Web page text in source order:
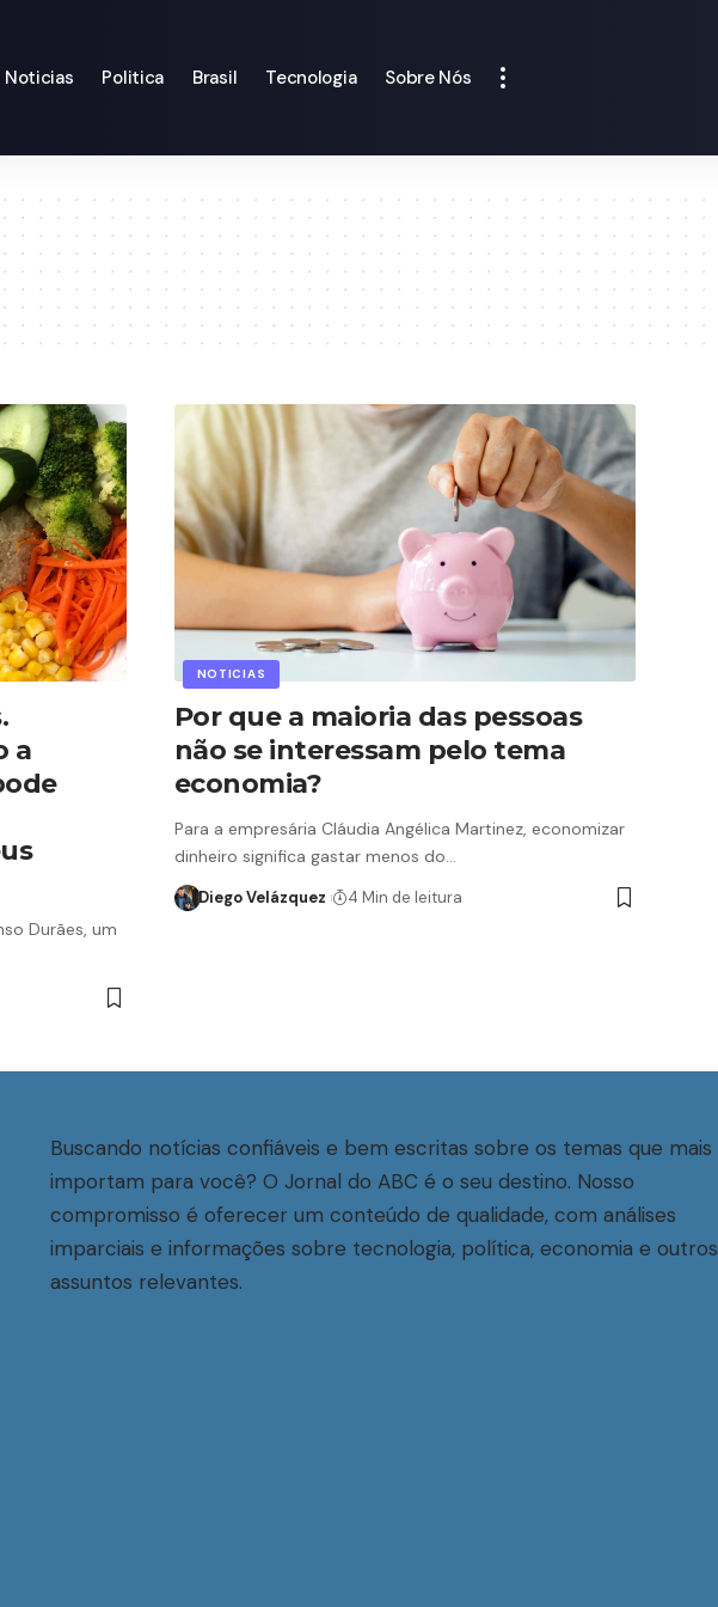
Noticias Politica Brasil Tecnologia Sobre Nós
a
Durães, um
NOTICIAS
Por que a maioria das pessoas
não se interessam pelo tema
economia?
Para a empresária Cláudia Angélica Martinez, economizar
dinheiro significa gastar menos do…
Diego Velázquez 4 Min de leitura
Buscando notícias confiáveis e bem escritas sobre os temas que mais
importam para você? O Jornal do ABC é o seu destino. Nosso
compromisso é oferecer um conteúdo de qualidade, com análises
imparciais e informações sobre tecnologia, política, economia e outros
assuntos relevantes.